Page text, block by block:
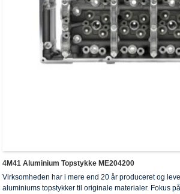
4M41 Aluminium Topstykke ME204200
Virksomheden har i mere end 20 år produceret og
aluminiums topstykker til originale materialer. Fokus